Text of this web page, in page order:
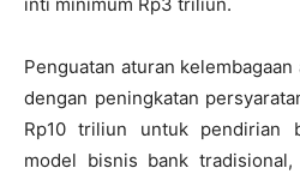
inti minimum Rp3 triliun.
Penguatan aturan
dengan peningkatan
Rp10 triliun untuk pendirian
model bisnis bank